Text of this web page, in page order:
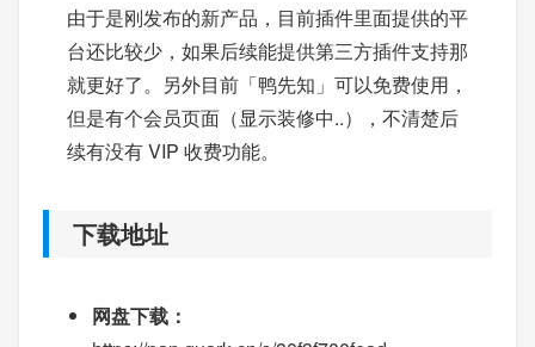
由于是刚发布的新产品，目前插件里面提供的平
台还比较少，如果后续能提供第三方插件支持那
就更好了。另外目前「鸭先知」可以免费使用，
但是有个会员页面（显示装修中..），不清楚后
续有没有 VIP 收费功能。
下载地址
网盘下载：